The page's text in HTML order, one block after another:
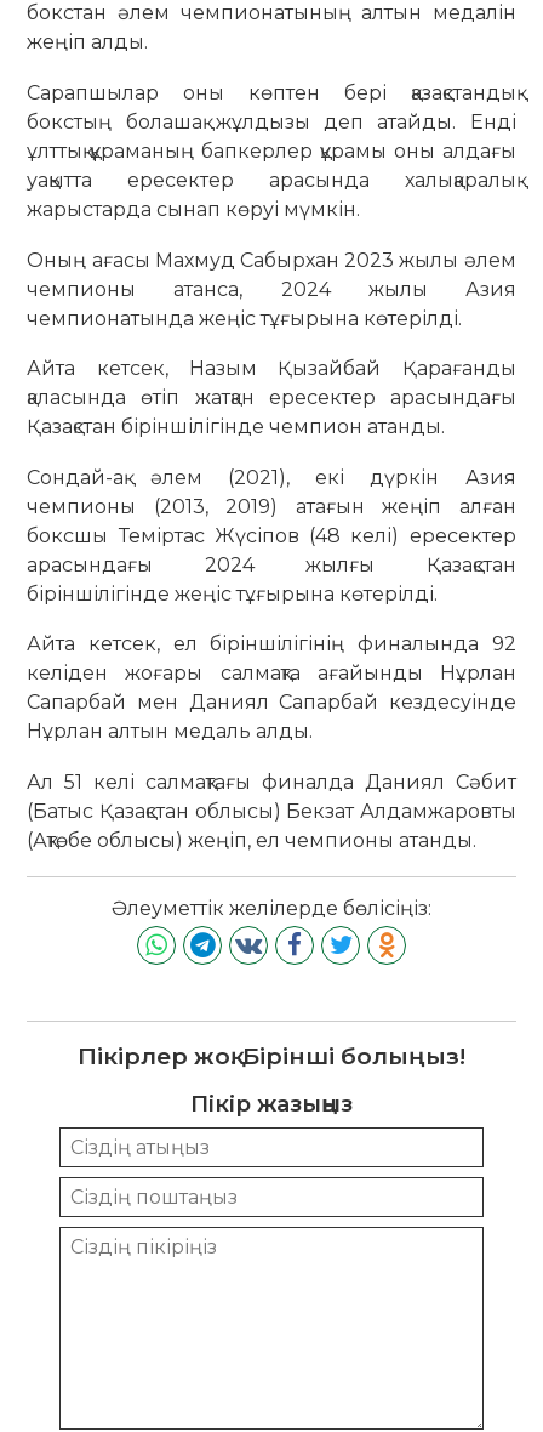
бокстан әлем чемпионатының алтын медалін
жеңіп алды.
Сарапшылар оны көптен бері қазақстандық
бокстың болашақ жұлдызы деп атайды. Енді
ұлттық құраманың бапкерлер құрамы оны алдағы
уақытта ересектер арасында халықаралық
жарыстарда сынап көруі мүмкін.
Оның ағасы Махмуд Сабырхан 2023 жылы әлем
чемпионы атанса, 2024 жылы Азия
чемпионатында жеңіс тұғырына көтерілді.
Айта кетсек, Назым Қызайбай Қарағанды
қаласында өтіп жатқан ересектер арасындағы
Қазақстан біріншілігінде чемпион атанды.
Сондай-ақ әлем (2021), екі дүркін Азия
чемпионы (2013, 2019) атағын жеңіп алған
боксшы Теміртас Жүсіпов (48 келі) ересектер
арасындағы 2024 жылғы Қазақстан
біріншілігінде жеңіс тұғырына көтерілді.
Айта кетсек, ел біріншілігінің финалында 92
келіден жоғары салмақта ағайынды Нұрлан
Сапарбай мен Даниял Сапарбай кездесуінде
Нұрлан алтын медаль алды.
Ал 51 келі салмақтағы финалда Даниял Сәбит
(Батыс Қазақстан облысы) Бекзат Алдамжаровты
(Ақтөбе облысы) жеңіп, ел чемпионы атанды.
Әлеуметтік желілерде бөлісіңіз:
Пікірлер жоқ. Бірінші болыңыз!
Пікір жазыңыз